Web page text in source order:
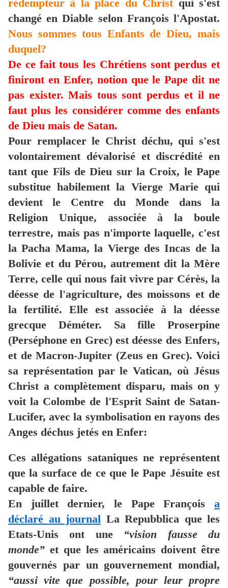
rédempteur à la place du Christ qui s'est
changé en Diable selon François l'Apostat.
Nous sommes tous Enfants de Dieu, mais
duquel?
De ce fait tous les Chrétiens sont perdus et
finiront en Enfer, notion que le Pape dit ne
pas exister. Mais tous sont perdus et il ne
faut plus les considérer comme des enfants
de Dieu mais de Satan.
Pour remplacer le Christ déchu, qui s'est
volontairement dévalorisé et discrédité en
tant que Fils de Dieu sur la Croix, le Pape
substitue habilement la Vierge Marie qui
devient le Centre du Monde dans la
Religion Unique, associée à la boule
terrestre, mais pas n'importe laquelle, c'est
la Pacha Mama, la Vierge des Incas de la
Bolivie et du Pérou, autrement dit la Mère
Terre, celle qui nous fait vivre par Cérès, la
déesse de l'agriculture, des moissons et de
la fertilité. Elle est associée à la déesse
grecque Déméter. Sa fille Proserpine
(Perséphone en Grec) est déesse des Enfers,
et de Macron-Jupiter (Zeus en Grec). Voici
sa représentation par le Vatican, où Jésus
Christ a complètement disparu, mais on y
voit la Colombe de l'Esprit Saint de Satan-
Lucifer, avec la symbolisation en rayons des
Anges déchus jetés en Enfer:
Ces allégations sataniques ne représentent
que la surface de ce que le Pape Jésuite est
capable de faire.
En juillet dernier, le Pape François a
déclaré au journal La Repubblica que les
Etats-Unis ont une “vision fausse du
monde” et que les américains doivent être
gouvernés par un gouvernement mondial,
“aussi vite que possible, pour leur propre